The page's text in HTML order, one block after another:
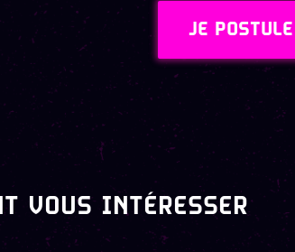
JE POSTULE
VOUS INTÉRESSER